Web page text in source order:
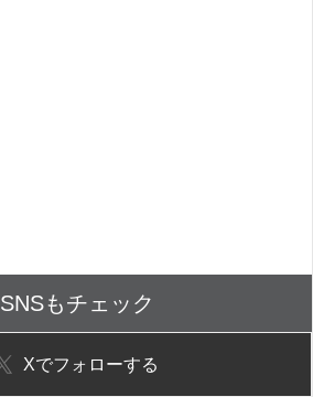
SNSもチェック
Xでフォローする